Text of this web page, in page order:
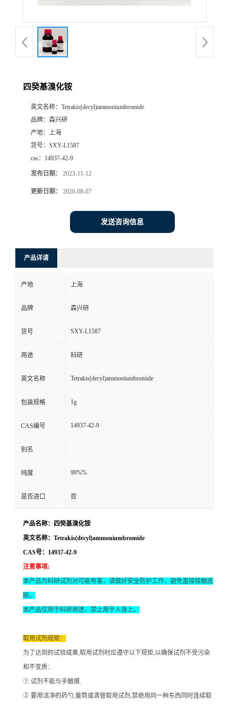
四癸基溴化铵
英文名称： Tetrakis(decyl)ammoniumbromide
品牌： 森兴研
产地： 上海
货号： SXY-L1587
cas： 14937-42-9
发布日期： 2023-11-12
更新日期： 2026-08-07
发送咨询信息
产品详请
产地 上海
品牌 森兴研
货号 SXY-L1587
用途 科研
英文名称 Tetrakis(decyl)ammoniumbromide
包装规格 1g
CAS编号 14937-42-9
别名
纯度 99%%
是否进口 否
产品名称：四癸基溴化铵
英文名称：Tetrakis(decyl)ammoniumbromide
CAS号：14937-42-9
注意事项:
本产品为科研试剂对可能有害，请做好安全防护工作，避免直接接触皮
肤。
本产品仅用于科研用途，禁止用于人身上。
取用试剂规矩：
为了达到的试验成果,取用试剂时应遵守以下规矩,以确保试剂不受污染
和不变质：
① 试剂不能与手触摸.
② 要用洁净的药勺,量筒或滴管取用试剂,禁绝用同一种东西同时连续取